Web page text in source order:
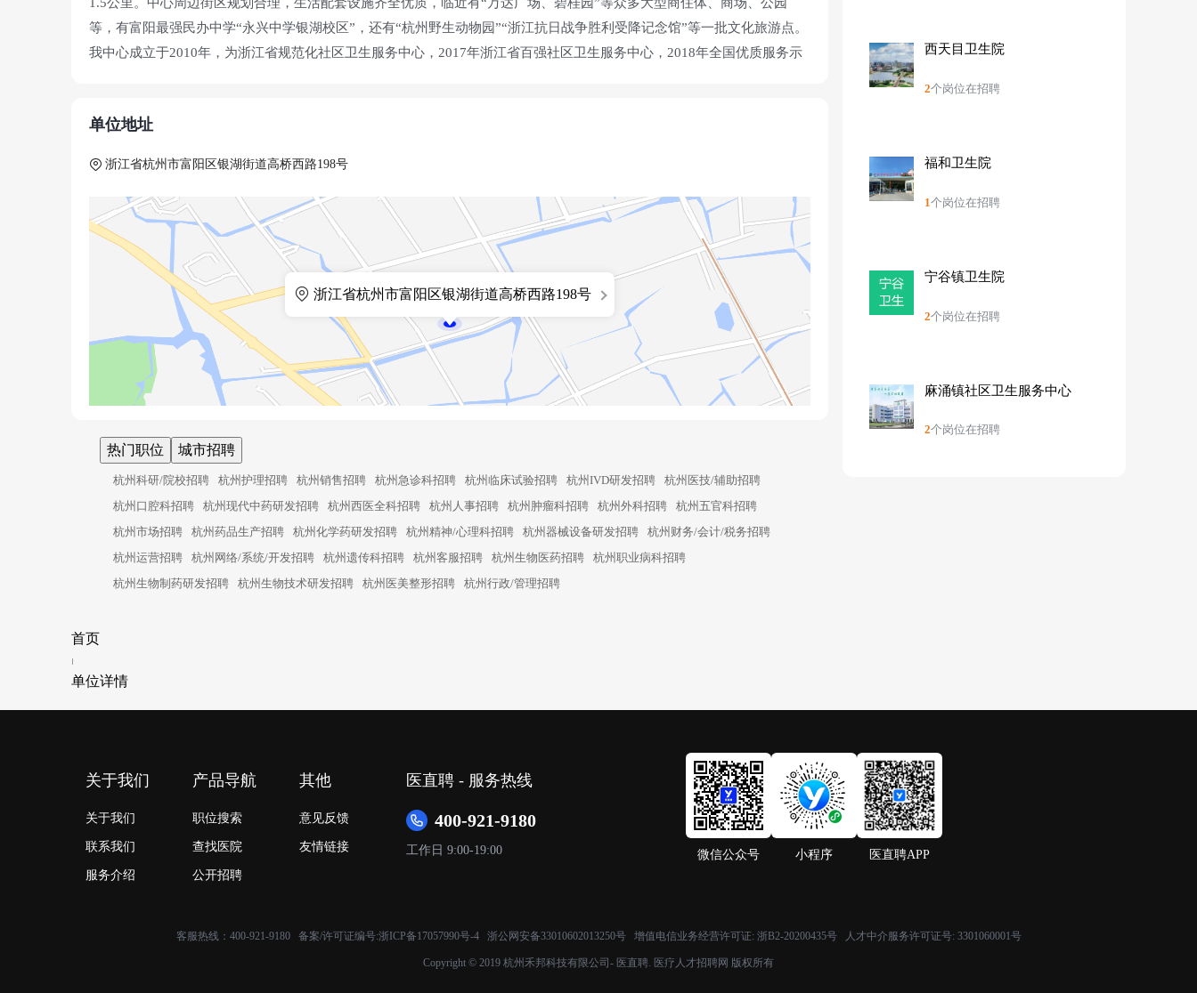
1.5公里。中心周边街区规划合理，生活配套设施齐全优质，临近有“万达广场、碧桂园”等众多大型商住体、商场、公园
等，有富阳最强民办中学“永兴中学银湖校区”，还有“杭州野生动物园”“浙江抗日战争胜利受降记念馆”等一批文化旅游点。
我中心成立于2010年，为浙江省规范化社区卫生服务中心，2017年浙江省百强社区卫生服务中心，2018年全国优质服务示
25人；本科及以上学历35人，研究生2人。
行政村居民，两个街道社区，服务人口约4.5万人。
单位地址
浙江省杭州市富阳区银湖街道高桥西路198号
浙江省杭州市富阳区银湖街道高桥西路198号
热门职位 城市招聘
杭州科研/院校招聘 杭州护理招聘 杭州销售招聘 杭州急诊科招聘 杭州临床试验招聘 杭州IVD研发招聘
杭州医技/辅助招聘
杭州口腔科招聘
杭州现代中药研发招聘 杭州西医全科招聘 杭州人事招聘 杭州肿瘤科招聘 杭州外科招聘
杭州五官科招聘
杭州市场招聘
杭州药品生产招聘 杭州化学药研发招聘 杭州精神/心理科招聘 杭州器械设备研发招聘
杭州财务/会计/税务招聘
杭州运营招聘
杭州网络/系统/开发招聘 杭州遗传科招聘 杭州客服招聘 杭州生物医药招聘
杭州职业病科招聘
杭州生物制药研发招聘
杭州生物技术研发招聘 杭州医美整形招聘 杭州行政/管理招聘
首页
单位详情
西天目卫生院
2个岗位在招聘
福和卫生院
1个岗位在招聘
宁谷镇卫生院
2个岗位在招聘
麻涌镇社区卫生服务中心
2个岗位在招聘
关于我们
关于我们
联系我们
服务介绍
产品导航
职位搜索
查找医院
公开招聘
其他
意见反馈
友情链接
医直聘 - 服务热线
400-921-9180
工作日 9:00-19:00 微信公众号 小程序 医直聘APP
客服热线：400-921-9180 备案/许可证编号:浙ICP备17057990号-4浙公网安备33010602013250号 增值电信业务经营许可证: 浙B2-20200435号人才中介服务许可证号: 3301060001号
Copyright © 2019 杭州禾邦科技有限公司- 医直聘. 医疗人才招聘网 版权所有